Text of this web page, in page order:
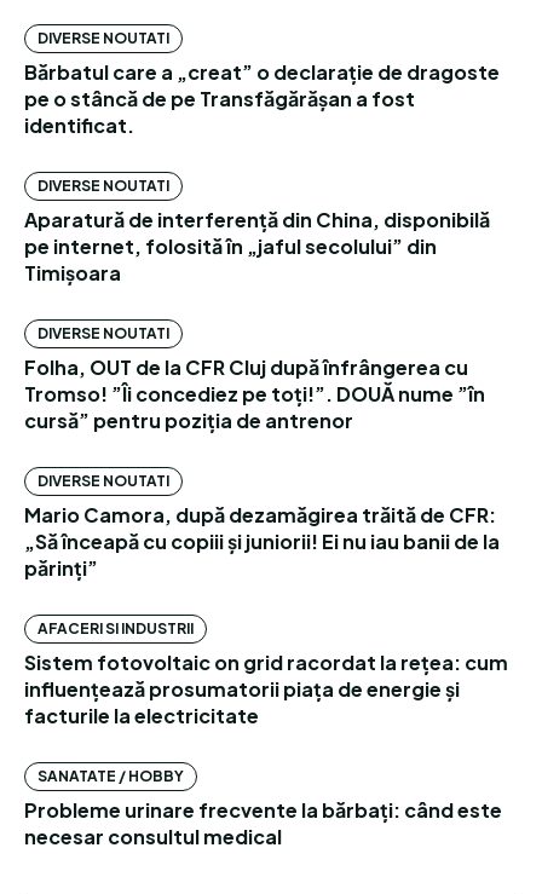
DIVERSE NOUTATI
Bărbatul care a „creat” o declarație de dragoste
pe o stâncă de pe Transfăgărășan a fost
identificat.
DIVERSE NOUTATI
Aparatură de interferență din China, disponibilă
pe internet, folosită în „jaful secolului” din
Timișoara
DIVERSE NOUTATI
Folha, OUT de la CFR Cluj după înfrângerea cu
Tromso! ”Îi concediez pe toți!”. DOUĂ nume ”în
cursă” pentru poziția de antrenor
DIVERSE NOUTATI
Mario Camora, după dezamăgirea trăită de CFR:
„Să înceapă cu copiii și juniorii! Ei nu iau banii de la
părinți”
AFACERI SI INDUSTRII
Sistem fotovoltaic on grid racordat la rețea: cum
influențează prosumatorii piața de energie și
facturile la electricitate
SANATATE / HOBBY
Probleme urinare frecvente la bărbați: când este
necesar consultul medical